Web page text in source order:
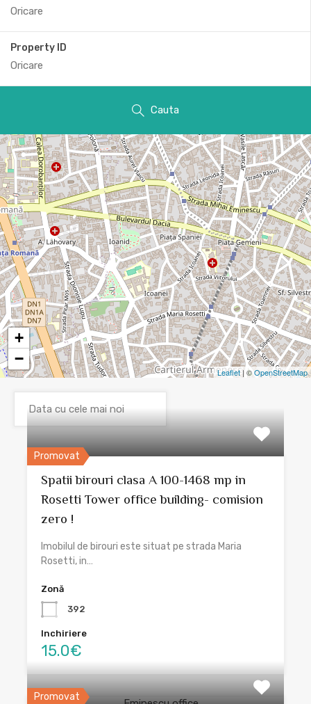
Property ID
Cauta
+
−
Leaflet| ©OpenStreetMap
Promovat
Spatii birouri clasa A 100-1468 mp in
Rosetti Tower office building- comision
zero !
Imobilul de birouri este situat pe strada Maria
Rosetti, in…
Zonă
392
Inchiriere
15.0€
Promovat